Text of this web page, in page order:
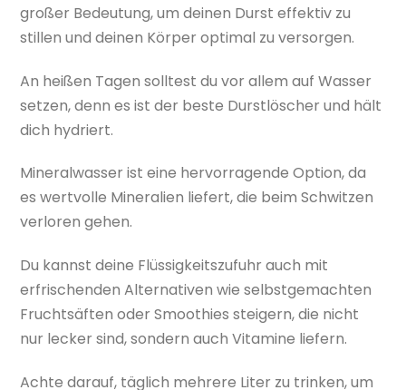
großer Bedeutung, um deinen Durst effektiv zu
stillen und deinen Körper optimal zu versorgen.
An heißen Tagen solltest du vor allem auf Wasser
setzen, denn es ist der beste Durstlöscher und hält
dich hydriert.
Mineralwasser ist eine hervorragende Option, da
es wertvolle Mineralien liefert, die beim Schwitzen
verloren gehen.
Du kannst deine Flüssigkeitszufuhr auch mit
erfrischenden Alternativen wie selbstgemachten
Fruchtsäften oder Smoothies steigern, die nicht
nur lecker sind, sondern auch Vitamine liefern.
Achte darauf, täglich mehrere Liter zu trinken, um